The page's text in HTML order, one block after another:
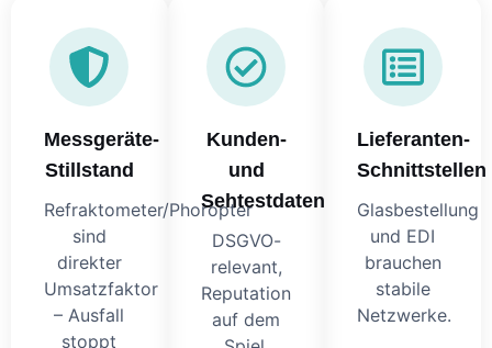
Messgeräte-
Stillstand
Refraktometer/Phoropter
sind
direkter
Umsatzfaktor
– Ausfall
stoppt
Kunden-
und
Sehtestdaten
DSGVO-
relevant,
Reputation
auf dem
Lieferanten-
Schnittstellen
Glasbestellung
und EDI
brauchen
stabile
Netzwerke.